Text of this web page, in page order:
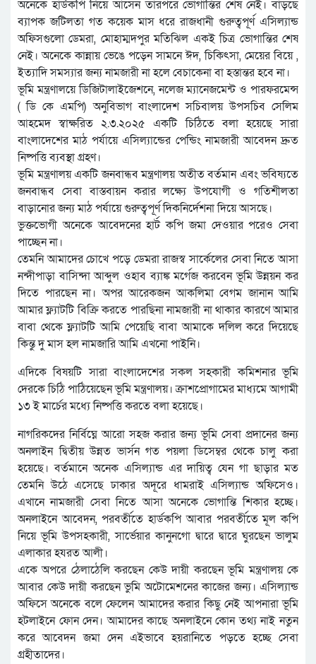
অনেকে হার্ডকপি নিয়ে আসেন তারপরে ভোগান্তির শেষ নেই। বাড়ছে
ব্যাপক জটিলতা গত কয়েক মাস ধরে রাজধানী গুরুত্বপূর্ণ এসিল্যান্ড
অফিসগুলো ডেমরা, মোহাম্মদপুর মতিঝিল একই চিত্র ভোগান্তির শেষ
নেই। অনেকে কান্নায় ভেঙে পড়েন সামনে ঈদ, চিকিৎসা, মেয়ের বিয়ে ,
ইত্যাদি সমস্যার জন্য নামজারী না হলে বেচাকেনা বা হস্তান্তর হবে না।
ভূমি মন্ত্রণালয়ে ডিজিটালাইজেশনে, নলেজ ম্যানেজমেন্ট ও পারফরমেন্স
( ডি কে এমপি) অনুবিভাগ বাংলাদেশ সচিবালয় উপসচিব সেলিম
আহমেদ স্বাক্ষরিত ২.৩.২০২৫ একটি চিঠিতে বলা হয়েছে সারা
বাংলাদেশের মাঠ পর্যায়ে এসিল্যান্ডের পেন্ডিং নামজারী আবেদন দ্রুত
নিষ্পত্তি ব্যবস্থা গ্রহণ।
ভূমি মন্ত্রণালয় একটি জনবান্ধব মন্ত্রণালয় অতীত বর্তমান এবং ভবিষ্যতে
জনবান্ধব সেবা বাস্তবায়ন করার লক্ষ্যে উপযোগী ও গতিশীলতা
বাড়ানোর জন্য মাঠ পর্যায়ে গুরুত্বপূর্ণ দিকনির্দেশনা দিয়ে আসছে।
ভুক্তভোগী অনেকে আবেদনের হার্ট কপি জমা দেওয়ার পরেও সেবা
পাচ্ছেন না।
তেমনি আমাদের চোখে পড়ে ডেমরা রাজস্ব সার্কেলের সেবা নিতে আসা
নন্দীপাড়া বাসিন্দা আব্দুল ওহাব ব্যাঙ্ক মর্গেজ করবেন ভূমি উন্নয়ন কর
দিতে পারছেন না। অপর আরেকজন আকলিমা বেগম জানান আমি
আমার ফ্ল্যাটটি বিক্রি করতে পারছিনা নামজারী না থাকার কারণে আমার
বাবা থেকে ফ্ল্যাটটি আমি পেয়েছি বাবা আমাকে দলিল করে দিয়েছে
কিন্তু দু মাস হল নামজারি আমি এখনো পাইনি।
এদিকে বিষয়টি সারা বাংলাদেশের সকল সহকারী কমিশনার ভূমি
দেরকে চিঠি পাঠিয়েছেন ভূমি মন্ত্রণালয়। ক্রাশপ্রোগামের মাধ্যমে আগামী
১৩ ই মার্চের মধ্যে নিষ্পত্তি করতে বলা হয়েছে।
নাগরিকদের নির্বিঘ্নে আরো সহজ করার জন্য ভূমি সেবা প্রদানের জন্য
অনলাইন দ্বিতীয় উন্নত ভার্সন গত পয়লা ডিসেম্বর থেকে চালু করা
হয়েছে। বর্তমানে অনেক এসিল্যান্ড এর দায়িত্ব যেন গা ছাড়ার মত
তেমনি উঠে এসেছে ঢাকার অদূরে ধামরাই এসিল্যান্ড অফিসেও।
এখানে নামজারী সেবা নিতে আসা অনেকে ভোগান্তি শিকার হচ্ছে।
অনলাইনে আবেদন, পরবর্তীতে হার্ডকপি আবার পরবর্তীতে মূল কপি
নিয়ে ভূমি উপসহকারী, সার্ভেয়ার কানুনগো দ্বারে দ্বারে ঘুরছেন ভালুম
এলাকার হযরত আলী।
একে অপরে ঠেলাঠেলি করছেন কেউ দায়ী করছেন ভূমি মন্ত্রণালয় কে
আবার কেউ দায়ী করছেন ভুমি অটোমেশনের কাজের জন্য। এসিল্যান্ড
অফিসে অনেকে বলে ফেলেন আমাদের করার কিছু নেই আপনারা ভূমি
হটলাইনে ফোন দেন। আমাদের কাছে অনলাইনে কোন তথ্য নাই নতুন
করে আবেদন জমা দেন এইভাবে হয়রানিতে পড়তে হচ্ছে সেবা
গ্রহীতাদের।